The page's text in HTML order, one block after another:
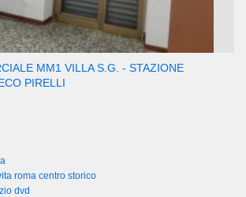
MM1 VILLA S.G. - STAZIONE
PIRELLI
roma centro storico
dvd